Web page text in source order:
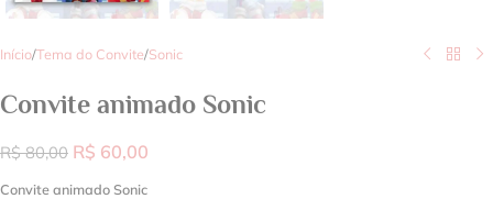
Início/Tema do Convite/Sonic
Convite animado Sonic
R$80,00 R$ 60,00
Convite animado Sonic